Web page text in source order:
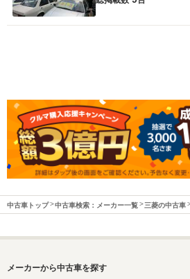
中古車トップ 中古車検索：メーカー一覧 三菱の中古車
メーカーから中古車を探す